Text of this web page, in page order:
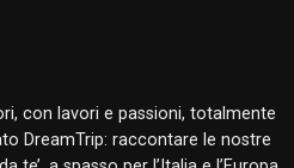
con lavori e passioni, totalmente
DreamTrip: raccontare le nostre